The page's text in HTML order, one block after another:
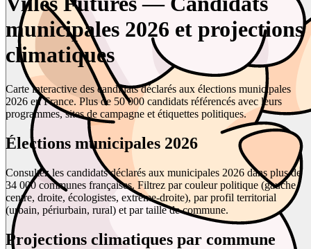
municipales 2026 et projections
climatiques
Carte interactive des candidats déclarés aux élections municipales
2026 en France. Plus de 50 000 candidats référencés avec leurs
programmes, sites de campagne et étiquettes politiques.
Élections municipales 2026
Consultez les candidats déclarés aux municipales 2026 dans plus de
34 000 communes françaises. Filtrez par couleur politique (gauche,
centre, droite, écologistes, extrême-droite), par profil territorial
(urbain, périurbain, rural) et par taille de commune.
Projections climatiques par commune